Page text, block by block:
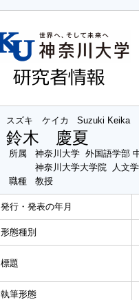
スズキ ケイカ Suzuki Keika
鈴木 慶夏
所属
神奈川大学 外国語学部
神奈川大学大学院 人文
職種
教授
発行・発表の年月
形態種別
標題
執筆形態